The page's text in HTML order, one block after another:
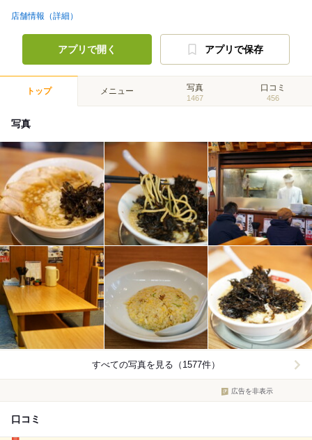
店舗情報（詳細）
アプリで開く アプリで保存
トップ メニュー 写真
1467
口コミ
456
写真
すべての写真を見る（1577件）
広告を非表示
口コミ